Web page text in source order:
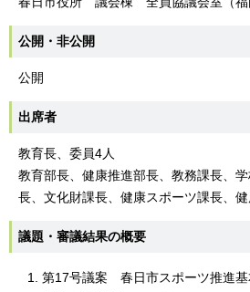
公開・非公開
公開
出席者
教育長、委員4人
教育部長、健康推進部長、教務課長、
長、文化財課長、健康スポーツ課長、
議題・審議結果の概要
第17号議案 春日市スポーツ推進基